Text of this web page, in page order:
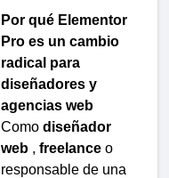
Por qué Elementor
Pro es un cambio
radical para
diseñadores y
agencias web
Como diseñador
web , freelance o
responsable de una